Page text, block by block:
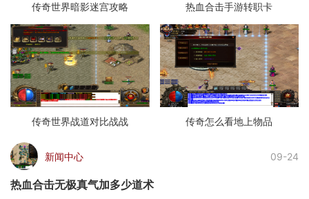
传奇世界暗影迷宫攻略 热血合击手游转职卡
传奇世界战道对比战战 传奇怎么看地上物品
新闻中心 09-24
热血合击无极真气加多少道术